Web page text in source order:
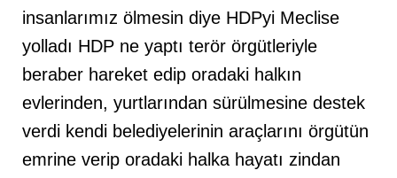
insanlarımız ölmesin diye HDPyi Meclise
yolladı HDP ne yaptı terör örgütleriyle
beraber hareket edip oradaki halkın
evlerinden, yurtlarından sürülmesine destek
verdi kendi belediyelerinin araçlarını örgütün
emrine verip oradaki halka hayatı zindan